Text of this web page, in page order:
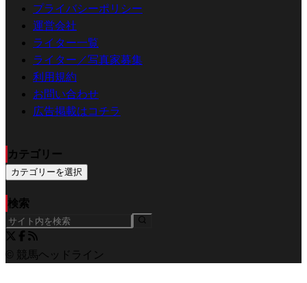
プライバシーポリシー
運営会社
ライター一覧
ライター／写真家募集
利用規約
お問い合わせ
広告掲載はコチラ
カテゴリー
カテゴリーを選択
検索
© 競馬ヘッドライン